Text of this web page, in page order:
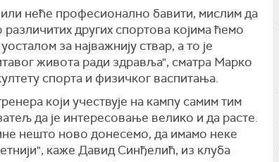
неће професионално бавити, мислим да
других спортова којима ћемо
за најважнију ствар, а то је
живота ради здравља", сматра Марко
спорта и физичког васпитања.
који учествује на кампу самим тим
да је интересовање велико и да расте.
нешто ново донесемо, да имамо неке
каже Давид Синђелић, из клуба